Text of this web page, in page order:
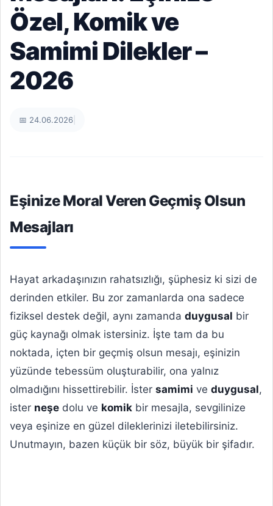
Özel, Komik ve
Samimi Dilekler –
2026
📅 24.06.2026
Eşinize Moral Veren Geçmiş Olsun
Mesajları
Hayat arkadaşınızın rahatsızlığı, şüphesiz ki sizi de
derinden etkiler. Bu zor zamanlarda ona sadece
fiziksel destek değil, aynı zamanda duygusal bir
güç kaynağı olmak istersiniz. İşte tam da bu
noktada, içten bir geçmiş olsun mesajı, eşinizin
yüzünde tebessüm oluşturabilir, ona yalnız
olmadığını hissettirebilir. İster samimi ve duygusal,
ister neşe dolu ve komik bir mesajla, sevgilinize
veya eşinize en güzel dileklerinizi iletebilirsiniz.
Unutmayın, bazen küçük bir söz, büyük bir şifadır.